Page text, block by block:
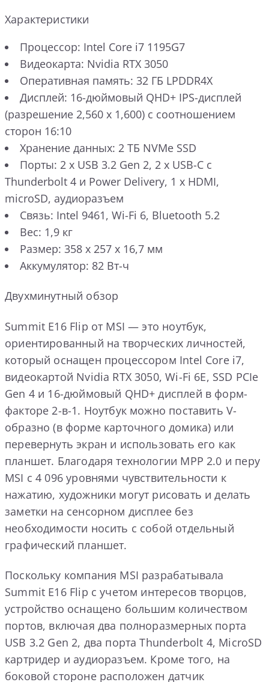
Характеристики
Процессор: Intel Core i7 1195G7
Видеокарта: Nvidia RTX 3050
Оперативная память: 32 ГБ LPDDR4X
Дисплей: 16-дюймовый QHD+ IPS-дисплей
(разрешение 2,560 x 1,600) с соотношением
сторон 16:10
Хранение данных: 2 ТБ NVMe SSD
Порты: 2 x USB 3.2 Gen 2, 2 x USB-C с
Thunderbolt 4 и Power Delivery, 1 x HDMI,
microSD, аудиоразъем
Связь: Intel 9461, Wi-Fi 6, Bluetooth 5.2
Вес: 1,9 кг
Размер: 358 x 257 x 16,7 мм
Аккумулятор: 82 Вт-ч
Двухминутный обзор
Summit E16 Flip от MSI — это ноутбук,
ориентированный на творческих личностей,
который оснащен процессором Intel Core i7,
видеокартой Nvidia RTX 3050, Wi-Fi 6E, SSD PCIe
Gen 4 и 16-дюймовый QHD+ дисплей в форм-
факторе 2-в-1. Ноутбук можно поставить V-
образно (в форме карточного домика) или
перевернуть экран и использовать его как
планшет. Благодаря технологии MPP 2.0 и перу
MSI с 4 096 уровнями чувствительности к
нажатию, художники могут рисовать и делать
заметки на сенсорном дисплее без
необходимости носить с собой отдельный
графический планшет.
Поскольку компания MSI разрабатывала
Summit E16 Flip с учетом интересов творцов,
устройство оснащено большим количеством
портов, включая два полноразмерных порта
USB 3.2 Gen 2, два порта Thunderbolt 4, MicroSD
картридер и аудиоразъем. Кроме того, на
боковой стороне расположен датчик